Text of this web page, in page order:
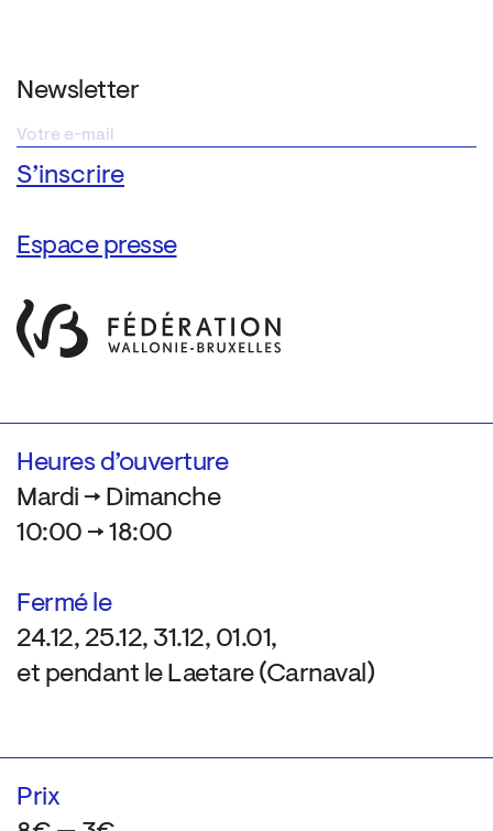
Newsletter
Espace presse
Heures d’ouverture
Mardi → Dimanche
10:00 → 18:00
Fermé le
24.12, 25.12, 31.12, 01.01,
et pendant le Laetare (Carnaval)
Prix